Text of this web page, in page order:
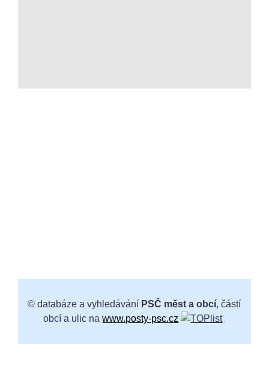
© databáze a vyhledávání PSČ měst a obcí, částí
obcí a ulic nawww.posty-psc.cz